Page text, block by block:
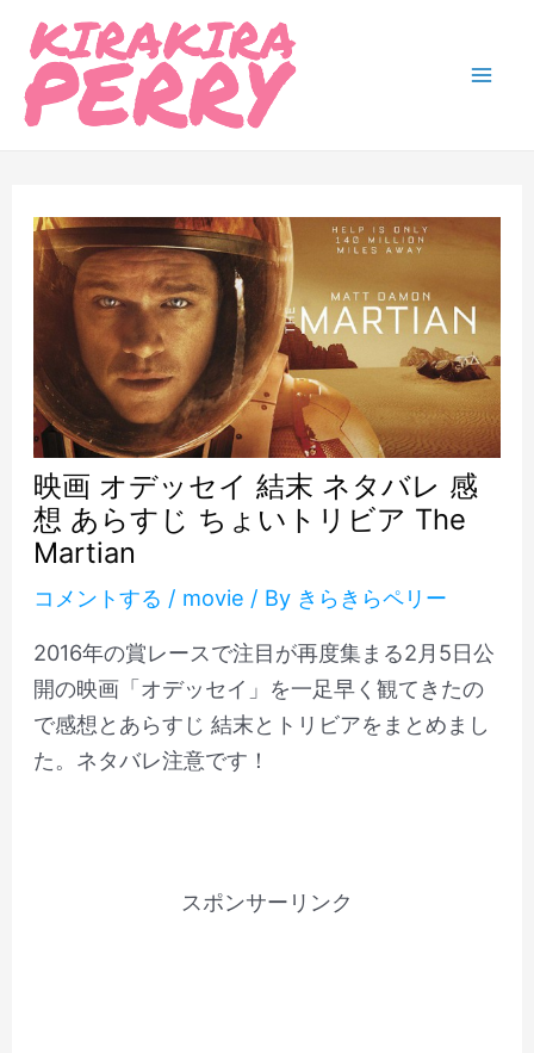
映画 オデッセイ 結末 ネタバレ 感
想 あらすじ ちょいトリビア The
Martian
コメントする / movie / By きらきらペリー
2016年の賞レースで注目が再度集まる2月5日公
開の映画「オデッセイ」を一足早く観てきたの
で感想とあらすじ 結末とトリビアをまとめまし
た。ネタバレ注意です！
スポンサーリンク